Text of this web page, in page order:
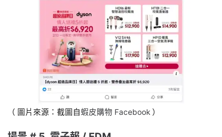
（ 圖片來源：截圖自蝦皮購物 Facebook ）